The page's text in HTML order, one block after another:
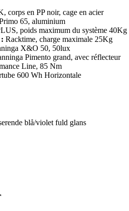
corps en PP noir, cage en acier
65, aluminium
poids maximum du système 40Kg
Racktime, charge maximale 25Kg
X&O 50, 50lux
Pimento grand, avec réflecteur
Line, 85 Nm
600 Wh Horizontale
blå/violet fuld glans